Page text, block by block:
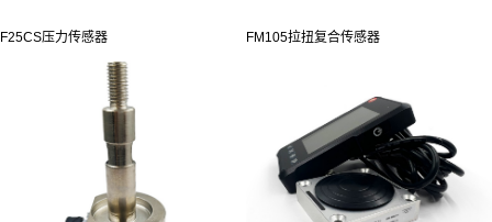
F25CS压力传感器 FM105拉扭复合传感器